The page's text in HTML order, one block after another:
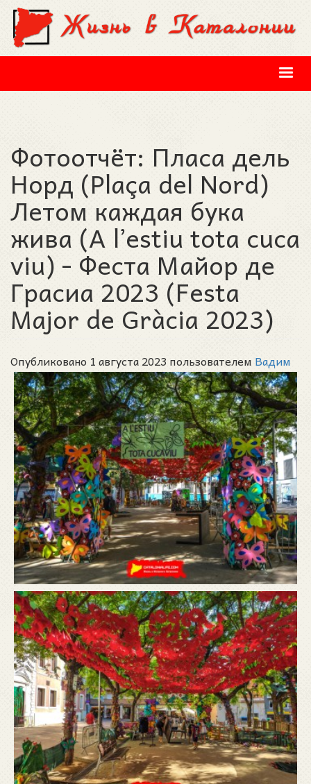
Перейти к основному содержанию
Фотоотчёт: Пласа дель
Норд (Plaça del Nord)
Летом каждая бука
жива (A l’estiu tota cuca
viu) - Феста Майор де
Грасиа 2023 (Festa
Major de Gràcia 2023)
Опубликовано 1 августа 2023 пользователем Вадим